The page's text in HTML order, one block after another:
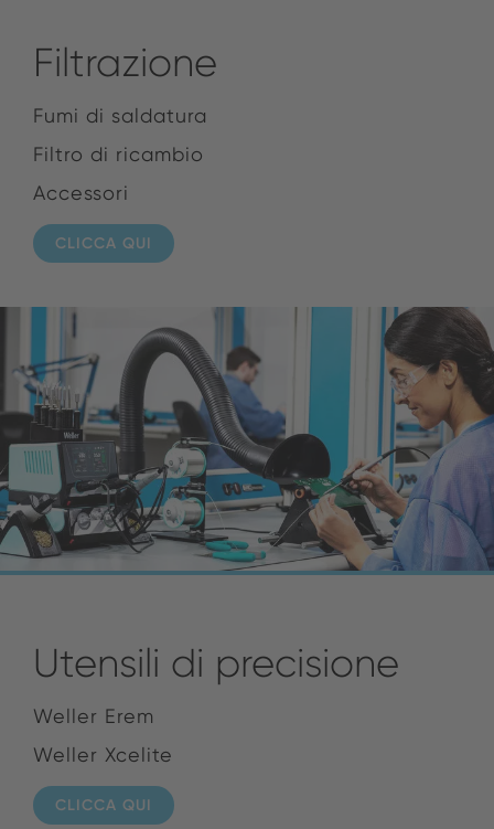
Filtrazione
Fumi di saldatura
Filtro di ricambio
Accessori
CLICCA QUI
Utensili di precisione
Weller Erem
Weller Xcelite
CLICCA QUI